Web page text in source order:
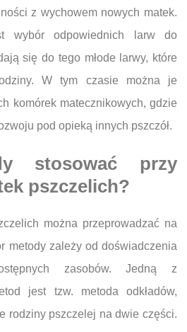
z wychowem nowych matek.
wybór odpowiednich larw do
się do tego młode larwy, które
W tym czasie można je
komórek matecznikowych, gdzie
pod opieką innych pszczół.
stosować przy
pszczelich?
można przeprowadzać na
metody zależy od doświadczenia
zasobów. Jedną z
jest tzw. metoda odkładów,
rodziny pszczelej na dwie części.